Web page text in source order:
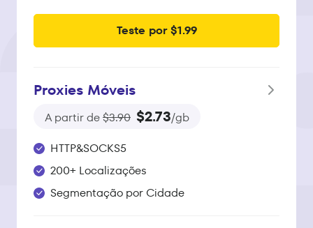
Teste por $1.99
Proxies Móveis
A partir de$3.90 $2.73/gb
HTTP&SOCKS5
200+ Localizações
Segmentação por Cidade